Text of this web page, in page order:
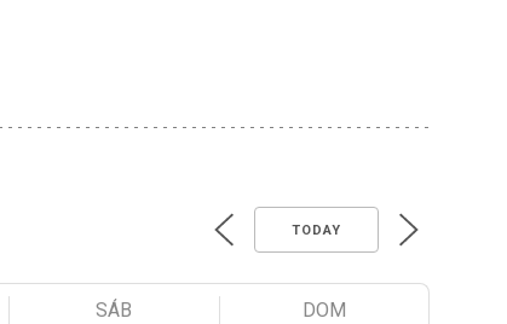
TODAY
SÁB DOM